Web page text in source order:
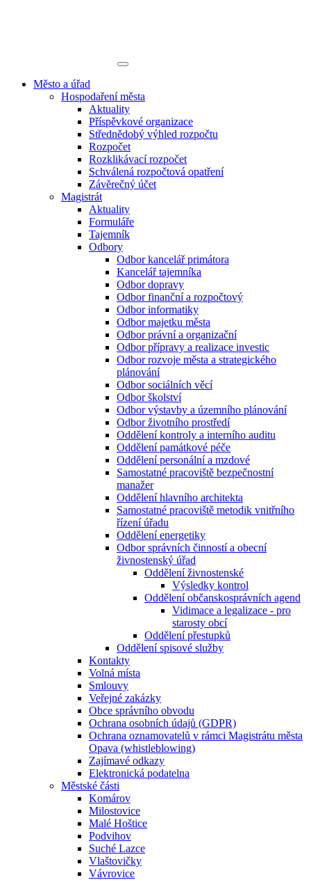
Město a úřad
Hospodaření města
Aktuality
Příspěvkové organizace
Střednědobý výhled rozpočtu
Rozpočet
Rozklikávací rozpočet
Schválená rozpočtová opatření
Závěrečný účet
Magistrát
Aktuality
Formuláře
Tajemník
Odbory
Odbor kancelář primátora
Kancelář tajemníka
Odbor dopravy
Odbor finanční a rozpočtový
Odbor informatiky
Odbor majetku města
Odbor právní a organizační
Odbor přípravy a realizace investic
Odbor rozvoje města a strategického
plánování
Odbor sociálních věcí
Odbor školství
Odbor výstavby a územního plánování
Odbor životního prostředí
Oddělení kontroly a interního auditu
Oddělení památkové péče
Oddělení personální a mzdové
Samostatné pracoviště bezpečnostní
manažer
Oddělení hlavního architekta
Samostatné pracoviště metodik vnitřního
řízení úřadu
Oddělení energetiky
Odbor správních činností a obecní
živnostenský úřad
Oddělení živnostenské
Výsledky kontrol
Oddělení občanskosprávních agend
Vidimace a legalizace - pro
starosty obcí
Oddělení přestupků
Oddělení spisové služby
Kontakty
Volná místa
Smlouvy
Veřejné zakázky
Obce správního obvodu
Ochrana osobních údajů (GDPR)
Ochrana oznamovatelů v rámci Magistrátu města
Opava (whistleblowing)
Zajímavé odkazy
Elektronická podatelna
Městské části
Komárov
Milostovice
Malé Hoštice
Podvihov
Suché Lazce
Vlaštovičky
Vávrovice